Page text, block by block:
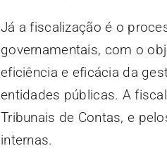
Já a fiscalização é o
governamentais, com o
eficiência e eficácia da
entidades públicas. A
Tribunais de Contas, e
internas.